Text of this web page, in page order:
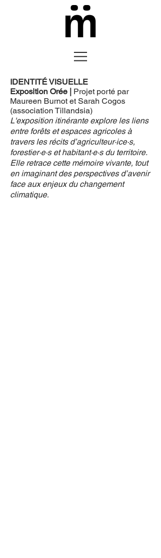
IDENTITÉ VISUELLE
Exposition Orée | Projet porté par
Maureen Burnot et Sarah Cogos
(association Tillandsia)
L'exposition itinérante explore les liens
entre forêts et espaces agricoles à
travers les récits d’agriculteur·ice·s,
forestier·e·s et habitant·e·s du territoire.
Elle retrace cette mémoire vivante, tout
en imaginant des perspectives d’avenir
face aux enjeux du changement
climatique.